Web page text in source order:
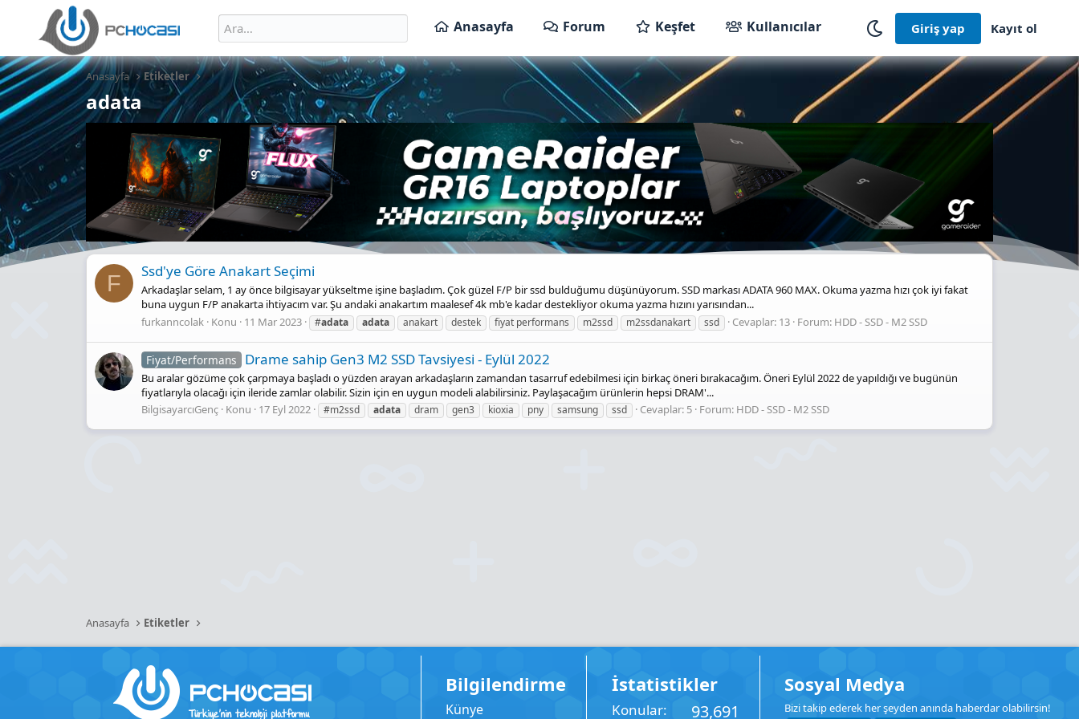
Anasayfa Forum Keşfet Kullanıcılar Giriş yap Kayıt ol
Anasayfa Etiketler
adata
F Ssd'ye Göre Anakart Seçimi
Arkadaşlar selam, 1 ay önce bilgisayar yükseltme işine başladım. Çok güzel F/P bir ssd bulduğumu düşünüyorum. SSD markası ADATA 960 MAX. Okuma yazma hızı çok iyi fakat
buna uygun F/P anakarta ihtiyacım var. Şu andaki anakartım maalesef 4k mb'e kadar destekliyor okuma yazma hızını yarısından...
furkanncolak Konu 11 Mar 2023 #adata adata anakart destek fiyat performans m2ssd m2ssdanakart ssd Cevaplar: 13 Forum: HDD - SSD - M2 SSD
Fiyat/Performans Drame sahip Gen3 M2 SSD Tavsiyesi - Eylül 2022
Bu aralar gözüme çok çarpmaya başladı o yüzden arayan arkadaşların zamandan tasarruf edebilmesi için birkaç öneri bırakacağım. Öneri Eylül 2022 de yapıldığı ve bugünün
fiyatlarıyla olacağı için ileride zamlar olabilir. Sizin için en uygun modeli alabilirsiniz. Paylaşacağım ürünlerin hepsi DRAM'...
BilgisayarcıGenç Konu 17 Eyl 2022 #m2ssd adata dram gen3 kioxia pny samsung ssd Cevaplar: 5 Forum: HDD - SSD - M2 SSD
Anasayfa Etiketler
Bilgilendirme
Künye
İstatistikler
Konular 93,691
Sosyal Medya
Bizi takip ederek her şeyden anında haberdar olabilirsin!